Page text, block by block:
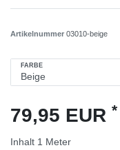
Artikelnummer 03010-beige
FARBE
79,95 EUR *
Inhalt 1 Meter